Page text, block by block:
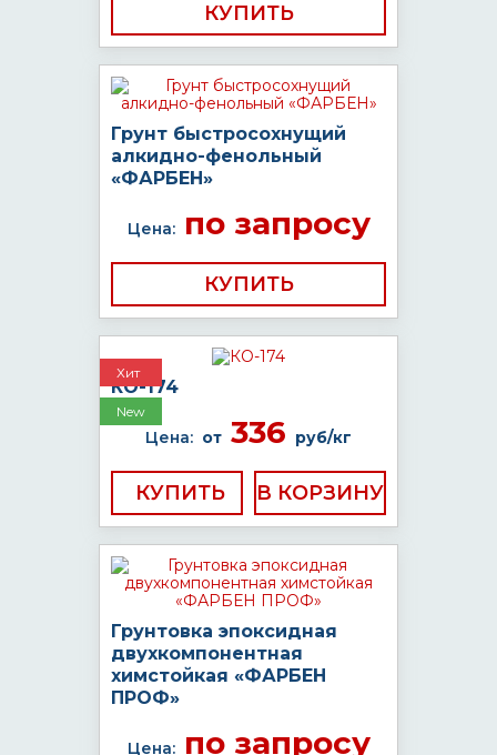
КУПИТЬ
Грунт быстросохнущий
алкидно-фенольный
«ФАРБЕН»
Цена:по запросу
КУПИТЬ
Хит
New
КО-174
Цена: от 336 руб/кг
КУПИТЬ
Грунтовка эпоксидная
двухкомпонентная
химстойкая «ФАРБЕН
ПРОФ»
Цена:по запросу